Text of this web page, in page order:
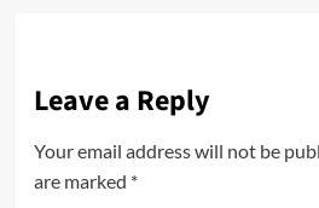
Leave a Reply
Your email address will not be
are marked *